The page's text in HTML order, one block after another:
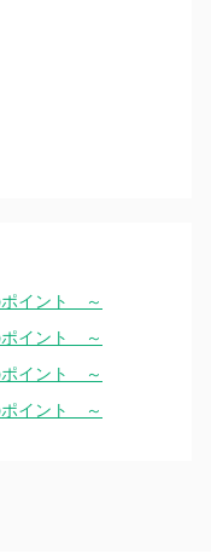
イント ～
イント ～
イント ～
イント ～